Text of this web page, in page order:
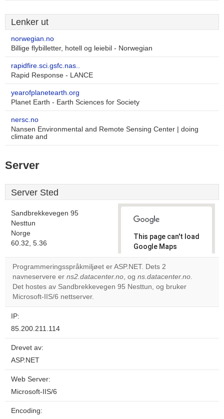
Lenker ut
norwegian.no
Billige flybilletter, hotell og leiebil - Norwegian
rapidfire.sci.gsfc.nas..
Rapid Response - LANCE
yearofplanetearth.org
Planet Earth - Earth Sciences for Society
nersc.no
Nansen Environmental and Remote Sensing Center | doing
climate and
Server
Server Sted
Sandbrekkevegen 95
Nesttun
Norge
60.32, 5.36
This page can't load
Google Maps
correctly.
Do you
own this
Programmeringsspråkmiljøet er ASP.NET. Dets 2
navneservere er ns2.datacenter.no, og ns.datacenter.no.
Det hostes av Sandbrekkevegen 95 Nesttun, og bruker
Microsoft-IIS/6 nettserver.
IP:
85.200.211.114
Drevet av:
ASP.NET
Web Server:
Microsoft-IIS/6
Encoding: